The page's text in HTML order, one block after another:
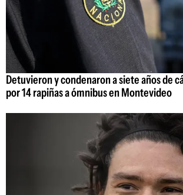
Detuvieron y condenaron a siete años de
por 14 rapiñas a ómnibus en Montevideo